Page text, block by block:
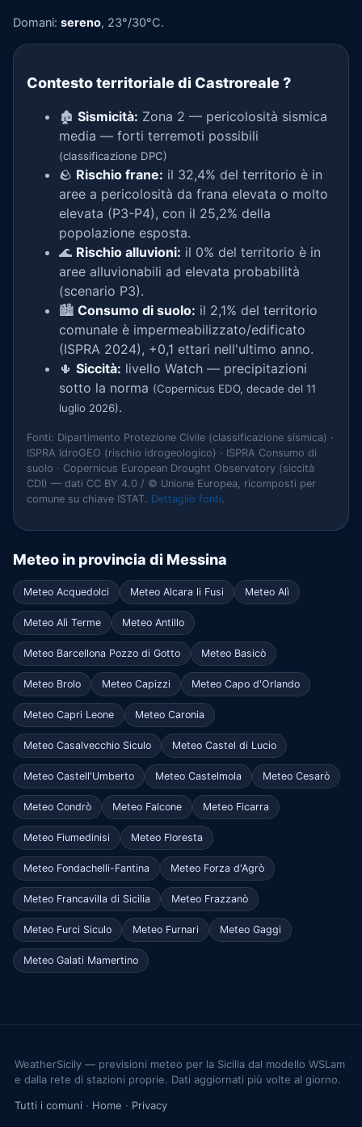
Domani: sereno, 23°/30°C.
Contesto territoriale di Castroreale?
🏚️ Sismicità: Zona 2 — pericolosità sismica
media — forti terremoti possibili
(classificazione DPC)
🪨 Rischio frane: il 32,4% del territorio è in
aree a pericolosità da frana elevata o molto
elevata (P3-P4), con il 25,2% della
popolazione esposta.
🌊 Rischio alluvioni: il 0% del territorio è in
aree alluvionabili ad elevata probabilità
(scenario P3).
🏙️ Consumo di suolo: il 2,1% del territorio
comunale è impermeabilizzato/edificato
(ISPRA 2024), +0,1 ettari nell'ultimo anno.
🌵 Siccità: livello Watch — precipitazioni
sotto la norma (Copernicus EDO, decade del 11
luglio 2026).
Fonti: Dipartimento Protezione Civile (classificazione sismica) ·
ISPRA IdroGEO (rischio idrogeologico) · ISPRA Consumo di
suolo · Copernicus European Drought Observatory (siccità
CDI) — dati CC BY 4.0 / © Unione Europea, ricomposti per
comune su chiave ISTAT. Dettaglio fonti.
Meteo in provincia di Messina
Meteo Acquedolci Meteo Alcara li Fusi Meteo Alì
Meteo Alì Terme Meteo Antillo
Meteo Barcellona Pozzo di Gotto Meteo Basicò
Meteo Brolo Meteo Capizzi Meteo Capo d'Orlando
Meteo Capri Leone Meteo Caronia
Meteo Casalvecchio Siculo Meteo Castel di Lucio
Meteo Castell'Umberto Meteo Castelmola Meteo Cesarò
Meteo Condrò Meteo Falcone Meteo Ficarra
Meteo Fiumedinisi Meteo Floresta
Meteo Fondachelli-Fantina Meteo Forza d'Agrò
Meteo Francavilla di Sicilia Meteo Frazzanò
Meteo Furci Siculo Meteo Furnari Meteo Gaggi
Meteo Galati Mamertino
WeatherSicily — previsioni meteo per la Sicilia dal modello WSLam
e dalla rete di stazioni proprie. Dati aggiornati più volte al giorno.
Tutti i comuni · Home · Privacy